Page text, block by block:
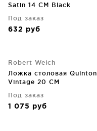
Satin 14 CM Black
Под заказ
632 руб
Robert Welch
Ложка столовая Quinton
Vintage 20 CM
Под заказ
1 075 руб